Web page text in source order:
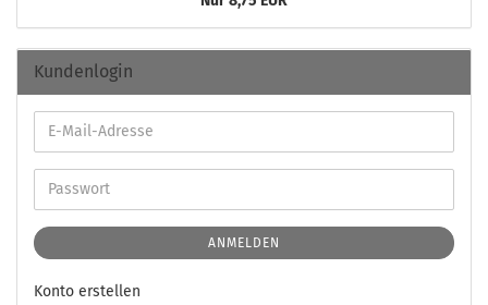
Kundenlogin
ANMELDEN
Konto erstellen